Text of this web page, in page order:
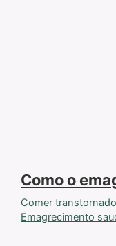
Como o
Comer transtornado
Emagrecimento